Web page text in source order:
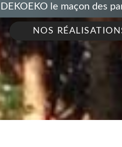
DEKOEKO le maçon des
NOS